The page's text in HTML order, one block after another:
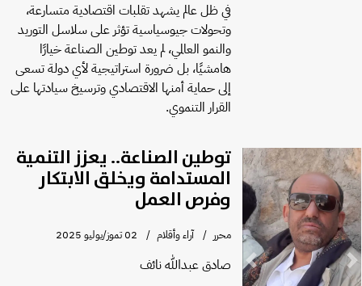
في ظل عالم يشهد تقلبات اقتصادية متسارعة،
وتحولات جيوسياسية تؤثر على سلاسل التوريد
والنمو العالمي، لم يعد توطين الصناعة خيارًا
هامشيًا، بل ضرورة استراتيجية لأي دولة تسعى
إلى حماية أمنها الاقتصادي وترسيخ سيادتها على
القرار التنموي.
توطين الصناعة.. يعزز التنمية
المستدامة ويخلق الابتكار
وفرص العمل
محرر آراء وأقلام 02 تموز/يوليو 2025
صادق عبدالله نائف
Previous Next